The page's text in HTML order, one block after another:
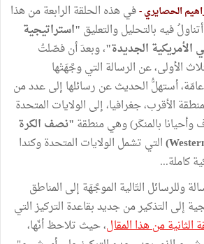
الحصايري -في هذه الحلقة الرابعة من هذا
فيه بالتحليل والتعليق "استراتيجية
الأمريكية الجديدة"، وبعدَ أن فصّلتُ
الأولى، عن الرسالة التي وجَّهَتْها
عامّة، أستهلُّ الحديث عن رسائلها إلى عدد من
الأقرب، جغرافيا، إلى الولايات المتحدة
وأحيانا بالمنكَر) وهي منطقة "نصف الكرة
التي تشمل الولايات المتحدة وكندا
كاملة...
وللرسائل التّالية الموجَّهَة إلى المناطق
إلى التذكير من جديد بقاعدة التركيز التي
الثانية من هذا المقال، حيث تلاحظ أنّها،